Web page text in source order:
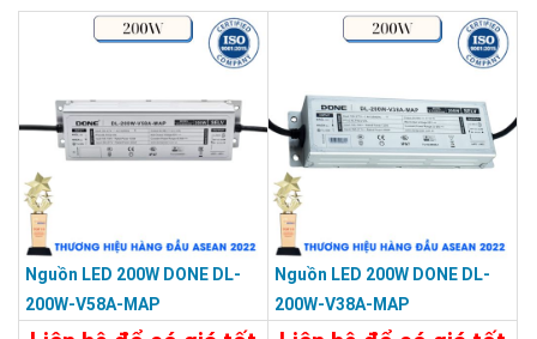
Nguồn LED 200W DONE DL-
200W-V58A-MAP
Nguồn LED 200W DONE DL-
200W-V38A-MAP